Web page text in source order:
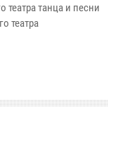
танца и песни
театра